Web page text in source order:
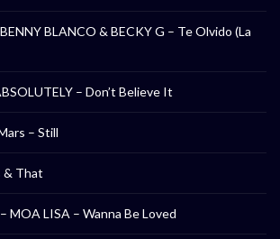
BLANCO & BECKY G – Te Olvido (La
– Don’t Believe It
– Still
& That
MOA LISA – Wanna Be Loved